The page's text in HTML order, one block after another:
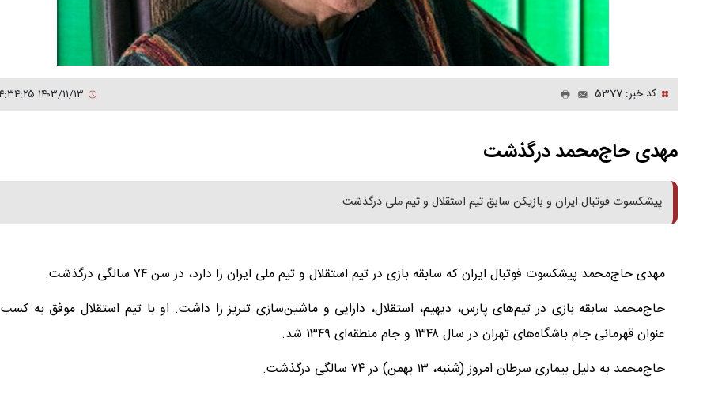
کد خبر: 5377
مهدی حاج‌محمد درگذشت
پیشکسوت فوتبال ایران و بازیکن سابق تیم استقلال و تیم ملی درگذشت.
مهدی حاج‌محمد پیشکسوت فوتبال ایران که سابقه بازی در تیم استقلال و تیم ملی ایران را دارد، در سن ۷۴ سالگی درگذشت.
حاج‌محمد سابقه بازی در تیم‌های پارس، دیهیم، استقلال، دارایی و ماشین‌سازی تبریز را داشت. او با تیم استقلال موفق به کسب
عنوان قهرمانی جام باشگاه‌های تهران در سال ۱۳۴۸ و جام منطقه‌ای ۱۳۴۹ شد.
حاج‌محمد به دلیل بیماری سرطان امروز (شنبه، ۱۳ بهمن) در ۷۴ سالگی درگذشت.